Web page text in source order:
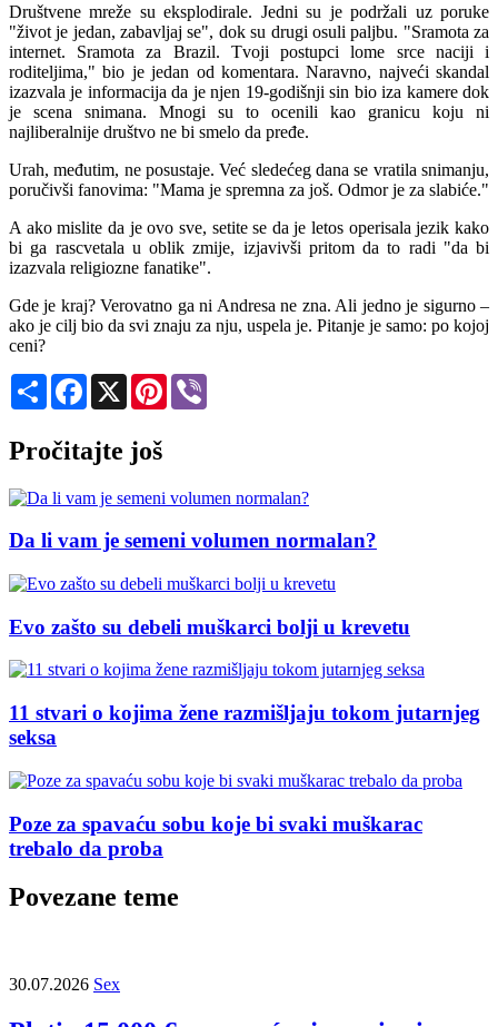
Društvene mreže su eksplodirale. Jedni su je podržali uz poruke
"život je jedan, zabavljaj se", dok su drugi osuli paljbu. "Sramota za
internet. Sramota za Brazil. Tvoji postupci lome srce naciji i
roditeljima," bio je jedan od komentara. Naravno, najveći skandal
izazvala je informacija da je njen 19-godišnji sin bio iza kamere dok
je scena snimana. Mnogi su to ocenili kao granicu koju ni
najliberalnije društvo ne bi smelo da pređe.
Urah, međutim, ne posustaje. Već sledećeg dana se vratila snimanju,
poručivši fanovima: "Mama je spremna za još. Odmor je za slabiće."
A ako mislite da je ovo sve, setite se da je letos operisala jezik kako
bi ga rascvetala u oblik zmije, izjavivši pritom da to radi "da bi
izazvala religiozne fanatike".
Gde je kraj? Verovatno ga ni Andresa ne zna. Ali jedno je sigurno –
ako je cilj bio da svi znaju za nju, uspela je. Pitanje je samo: po kojoj
ceni?
Share Facebook
X Pinterest
Pročitajte još
Da li vam je semeni volumen normalan?
Evo zašto su debeli muškarci bolji u krevetu
11 stvari o kojima žene razmišljaju tokom jutarnjeg
seksa
Poze za spavaću sobu koje bi svaki muškarac
trebalo da proba
Povezane teme
30.07.2026 Sex